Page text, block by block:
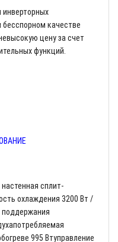
инверторных
качестве
цену за счет
функций.
сплит-
охлаждения 3200 Вт /
поддержания
995 Втуправление